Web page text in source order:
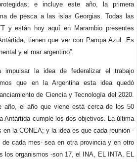
e incluye este año, la primera
de pesca a las islas Georgias. Todas las
y están hoy aquí en Marambio presentes
tienen que ver con Pampa Azul. Es
y el mar argentino”.
impulsar la idea de federalizar el trabajo
que en la Argentina esta idea quedó
de Ciencia y Tecnología del 2020.
año, el año que viene está cerca de los 50
Antártida cumple los dos objetivos. La última
en la CONEA; y la idea es que cada reunión -
cada mes- sea en otra provincia y en otro
los organismos -son 17, el INA, EL INTA, EL